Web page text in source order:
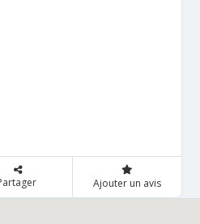
Ajouter un avis